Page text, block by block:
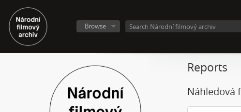
Browse
Reports
Náhledová